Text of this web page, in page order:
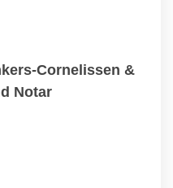
Cornelissen &
Notar